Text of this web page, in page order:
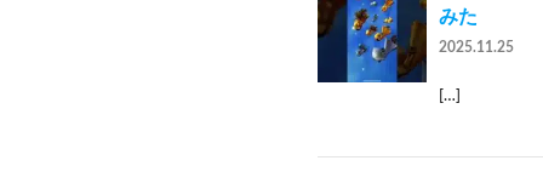
みた
2025.11.25
[…]